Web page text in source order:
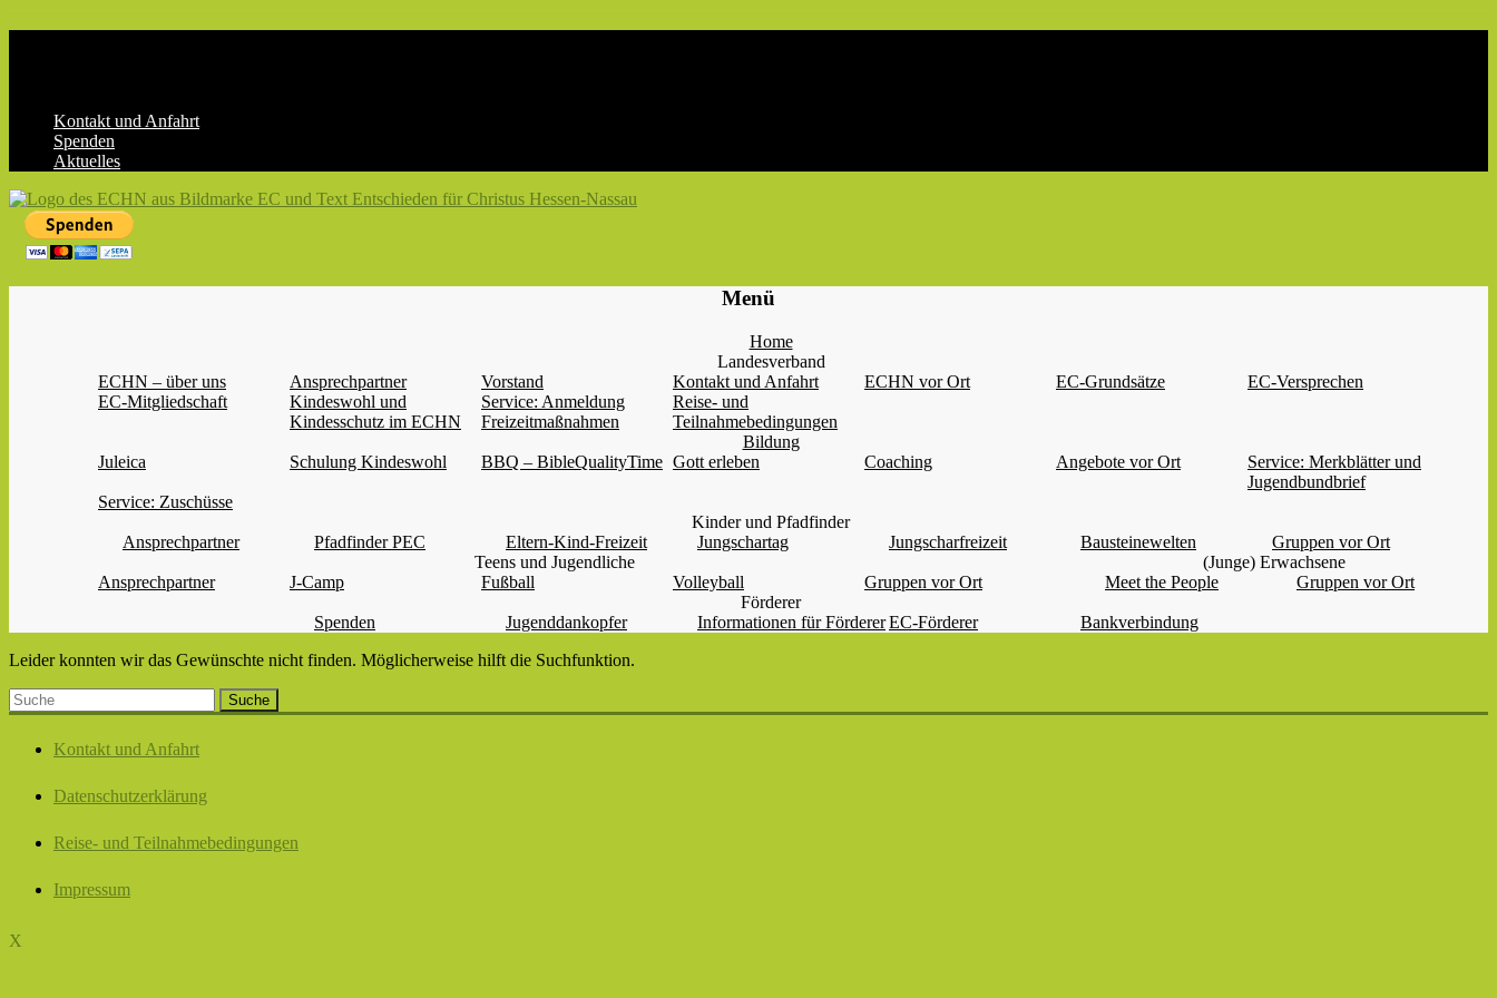
Kontakt und Anfahrt
Spenden
Aktuelles
ECHN
EC-
Menü
Home
Landesverband
ECHN – über uns
Ansprechpartner Vorstand Kontakt und Anfahrt ECHN vor Ort EC-Grundsätze
EC-Versprechen
EC-Mitgliedschaft
Kindeswohl und
Kindesschutz im ECHN
Service: Anmeldung
Freizeitmaßnahmen
Reise- und
Teilnahmebedingungen
Bildung
Juleica
Schulung Kindeswohl BBQ – BibleQualityTime Gott erleben Coaching Angebote vor Ort
Service: Merkblätter und
Jugendbundbrief
Service: Zuschüsse
Kinder und Pfadfinder
Ansprechpartner
Pfadfinder PEC Eltern-Kind-Freizeit Jungschartag Jungscharfreizeit Bausteinewelten
Gruppen vor Ort
Teens und Jugendliche
Ansprechpartner
J-Camp Fußball Volleyball Gruppen vor Ort
(Junge) Erwachsene
Meet the People
Gruppen vor Ort
Förderer
Spenden
Jugenddankopfer Informationen für FördererEC-Förderer
Bankverbindung
Leider konnten wir das Gewünschte nicht finden. Möglicherweise hilft die Suchfunktion.
Kontakt und Anfahrt
Datenschutzerklärung
Reise- und Teilnahmebedingungen
Impressum
X